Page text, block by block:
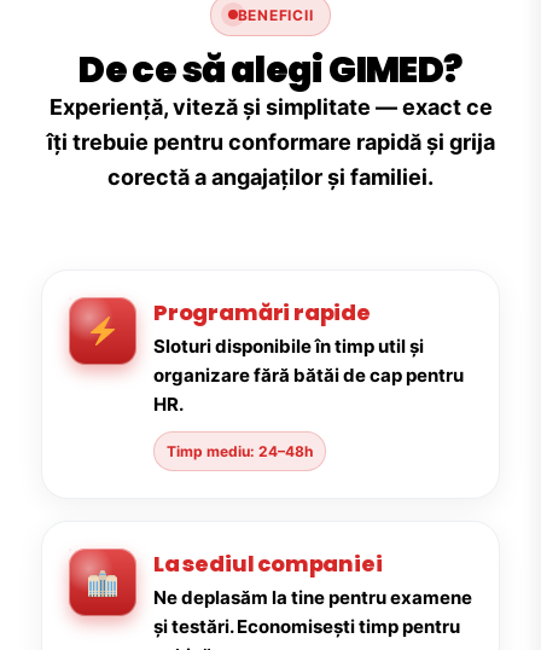
BENEFICII
De ce să alegi GIMED?
Experiență, viteză și simplitate — exact ce
îți trebuie pentru conformare rapidă și grija
corectă a angajaților și familiei.
Programări rapide
Sloturi disponibile în timp util și
organizare fără bătăi de cap pentru
HR.
Timp mediu: 24–48h
La sediul companiei
Ne deplasăm la tine pentru examene
și testări. Economisești timp pentru